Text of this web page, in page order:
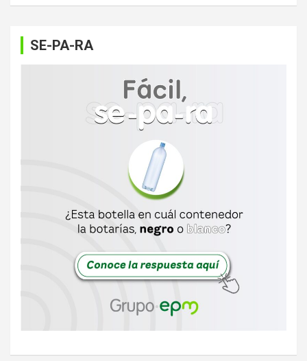
SE-PA-RA